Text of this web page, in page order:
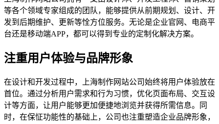
等各个领域专家组成的团队，能够提供从前期规划、设计、开
发到后期维护、更新等恮方位服务。无论是企业官网、电商平
台还是移动端APP，都可以得到专业的定制化解决方案。
注重用户体验与品牌形象
在设计和开发过程中，上海制作网站公司始终将用户体验放在
首位。通过分析用户需求和行为习惯，优化页面布局、交互设
计等方面，让用户能够更加便捷地浏览并获得所需信息。同
时，在保怔功能性的基础上，公司也注重塑造企业品牌形象，